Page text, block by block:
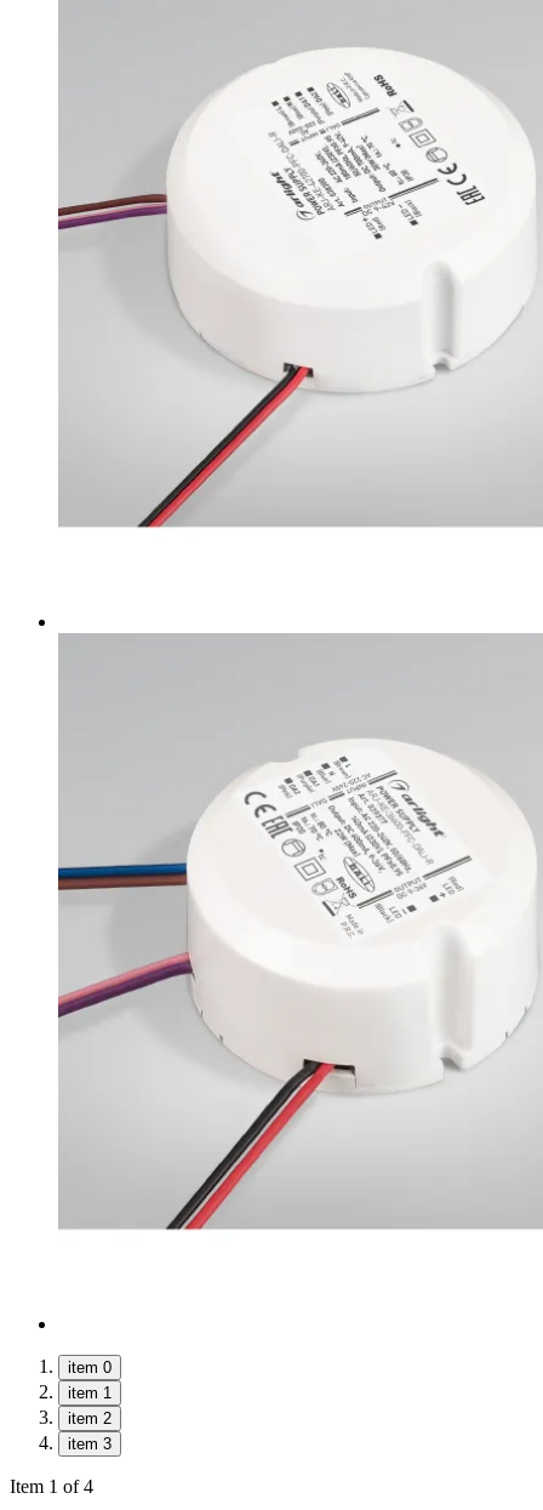
item 0
item 1
item 2
item 3
Item 1 of 4